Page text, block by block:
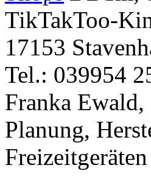
TikTakToo-
17153
Tel.: 039954
Franka
Planung,
Freizeitgeräten